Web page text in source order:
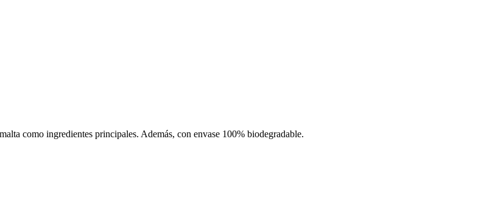
como ingredientes principales. Además, con envase 100% biodegradable.